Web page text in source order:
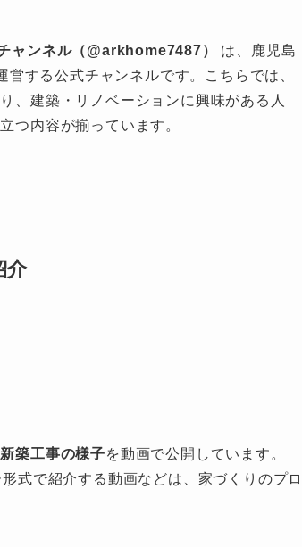
ャンネル（@arkhome7487）
は、鹿児島
営する公式チャンネルです。こちらでは、
、建築・リノベーションに興味がある人
つ内容が揃っています。
介
築工事の様子を動画で公開しています。
式で紹介する動画などは、家づくりのプ